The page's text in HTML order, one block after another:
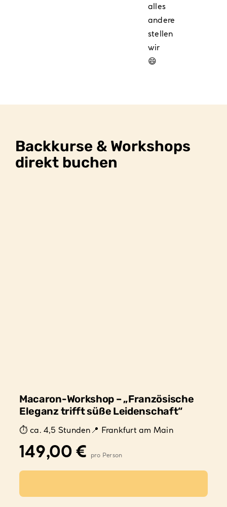
alles
andere
stellen
wir
😄
Backkurse & Workshops
direkt buchen
Macaron-Workshop – „Französische
Eleganz trifft süße Leidenschaft“
ca. 4,5 Stunden Frankfurt am Main
149,00 €